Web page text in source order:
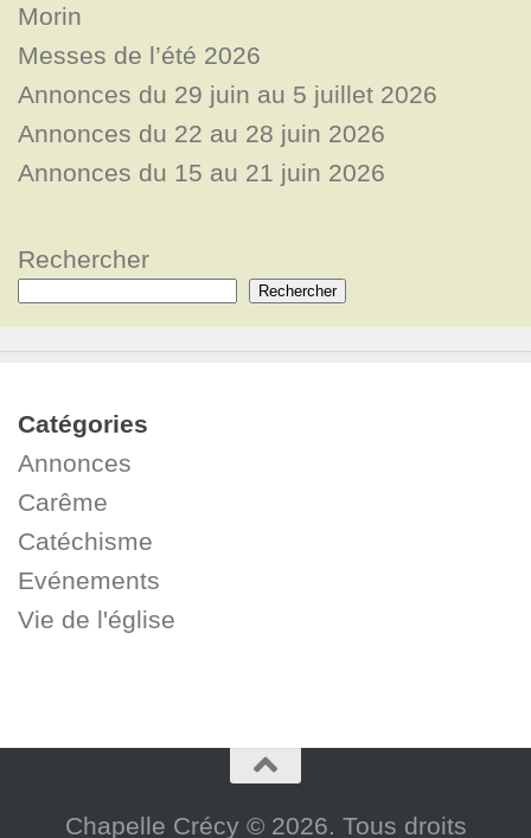
Morin
Messes de l’été 2026
Annonces du 29 juin au 5 juillet 2026
Annonces du 22 au 28 juin 2026
Annonces du 15 au 21 juin 2026
Rechercher
Rechercher
Catégories
Annonces
Carême
Catéchisme
Evénements
Vie de l'église
Chapelle Crécy © 2026. Tous droits